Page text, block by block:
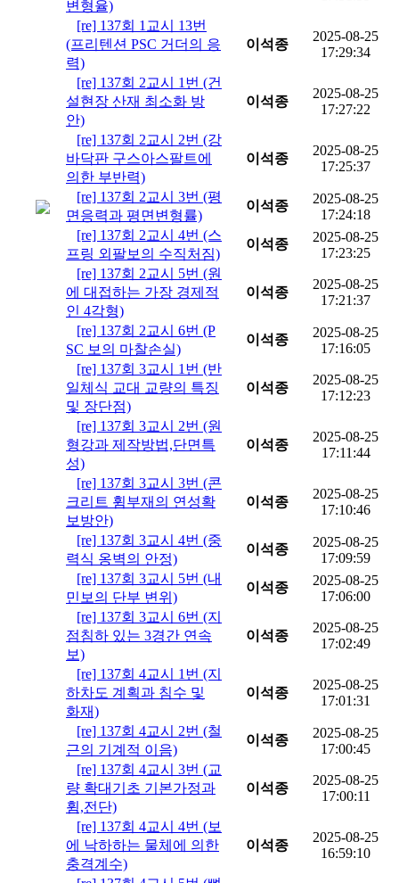
변형율)
[re] 137회 1교시 13번
(프리텐션 PSC 거더의 응
력)
이석종
2025-08-25
17:29:34
[re] 137회 2교시 1번 (건
설현장 산재 최소화 방
안)
이석종
2025-08-25
17:27:22
[re] 137회 2교시 2번 (강
바닥판 구스아스팔트에
의한 부반력)
이석종
2025-08-25
17:25:37
[re] 137회 2교시 3번 (평
면응력과 평면변형률)
이석종
2025-08-25
17:24:18
[re] 137회 2교시 4번 (스
프링 외팔보의 수직처짐)
이석종
2025-08-25
17:23:25
[re] 137회 2교시 5번 (원
에 대접하는 가장 경제적
인 4각형)
이석종
2025-08-25
17:21:37
[re] 137회 2교시 6번 (P
SC 보의 마찰손실)
이석종
2025-08-25
17:16:05
[re] 137회 3교시 1번 (반
일체식 교대 교량의 특징
및 장단점)
이석종
2025-08-25
17:12:23
[re] 137회 3교시 2번 (원
형강과 제작방법,단면특
성)
이석종
2025-08-25
17:11:44
[re] 137회 3교시 3번 (콘
크리트 휨부재의 연성확
보방안)
이석종
2025-08-25
17:10:46
[re] 137회 3교시 4번 (중
력식 옹벽의 안정)
이석종
2025-08-25
17:09:59
[re] 137회 3교시 5번 (내
민보의 단부 변위)
이석종
2025-08-25
17:06:00
[re] 137회 3교시 6번 (지
점침하 있는 3경간 연속
보)
이석종
2025-08-25
17:02:49
[re] 137회 4교시 1번 (지
하차도 계획과 침수 및
화재)
이석종
2025-08-25
17:01:31
[re] 137회 4교시 2번 (철
근의 기계적 이음)
이석종
2025-08-25
17:00:45
[re] 137회 4교시 3번 (교
량 확대기초 기본가정과
휨,전단)
이석종
2025-08-25
17:00:11
[re] 137회 4교시 4번 (보
에 낙하하는 물체에 의한
충격계수)
이석종
2025-08-25
16:59:10